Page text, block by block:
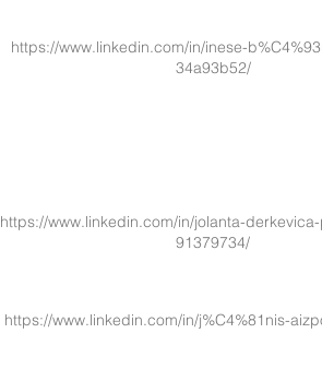
https://www.linkedin.com/in/inese-
34a93b52/
https://www.linkedin.com/in/jolanta-
91379734/
https://www.linkedin.com/in/j%C4%81nis-